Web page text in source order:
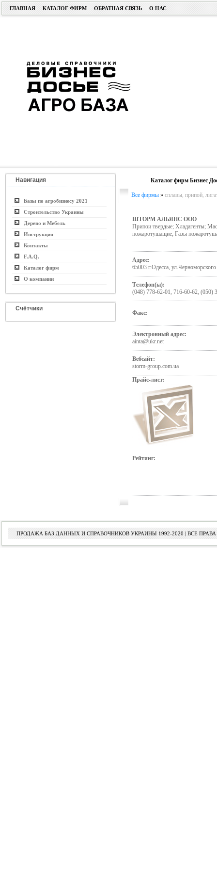
ГЛАВНАЯ КАТАЛОГ ФИРМ ОБРАТНАЯ СВЯЗЬ О НАС
Навигация
Базы по агробизнесу 2021
Строительство Украины
Дерево и Мебель
Инструкция
Контакты
F.A.Q.
Каталог фирм
О компании
Счётчики
Каталог фирм Бизнес
Все фирмы » сплавы, припой,
ШТОРМ АЛЬЯНС ООО
Припои твердые; Хладагенты;
пожаротушащие; Газы
Адрес:
65003 г.Одесса, ул.Черноморского
Телефон(ы):
(048) 778-62-01, 716-60-62, (050)
Факс:
Электронный адрес:
ainta@ukr.net
Вебсайт:
storm-group.com.ua
Прайс-лист:
Рейтинг:
ПРОДАЖА БАЗ ДАННЫХ И СПРАВОЧНИКОВ УКРАИНЫ 1992-2020 | ВСЕ